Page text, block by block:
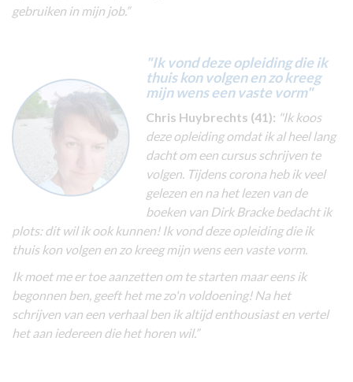
gebruiken in mijn job.”
"Ik vond deze opleiding die ik
thuis kon volgen en zo kreeg
mijn wens een vaste vorm"
Chris Huybrechts (41): "Ik koos
deze opleiding omdat ik al heel lang
dacht om een cursus schrijven te
volgen. Tijdens corona heb ik veel
gelezen en na het lezen van de
boeken van Dirk Bracke bedacht ik
plots: dit wil ik ook kunnen! Ik vond deze opleiding die ik
thuis kon volgen en zo kreeg mijn wens een vaste vorm.
Ik moet me er toe aanzetten om te starten maar eens ik
begonnen ben, geeft het me zo'n voldoening! Na het
schrijven van een verhaal ben ik altijd enthousiast en vertel
het aan iedereen die het horen wil.”